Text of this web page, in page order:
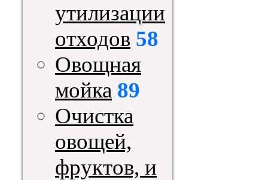
утилизации
отходов 58
Овощная
мойка 89
Очистка
овощей,
фруктов, и